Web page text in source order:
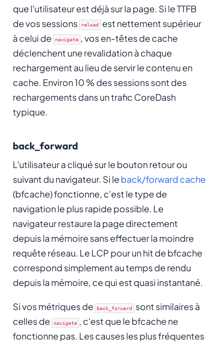
que l'utilisateur est déjà sur la page. Si le TTFB
de vos sessions
reload est nettement supérieur
à celui de
navigate , vos en-têtes de cache
déclenchent une revalidation à chaque
rechargement au lieu de servir le contenu en
cache. Environ 10 % des sessions sont des
rechargements dans un trafic CoreDash
typique.
back_forward
L'utilisateur a cliqué sur le bouton retour ou
suivant du navigateur. Si le back/forward cache
(bfcache) fonctionne, c'est le type de
navigation le plus rapide possible. Le
navigateur restaure la page directement
depuis la mémoire sans effectuer la moindre
requête réseau. Le LCP pour un hit de bfcache
correspond simplement au temps de rendu
depuis la mémoire, ce qui est quasi instantané.
Si vos métriques de back_forward sont similaires à
celles de
navigate , c'est que le bfcache ne
fonctionne pas. Les causes les plus fréquentes